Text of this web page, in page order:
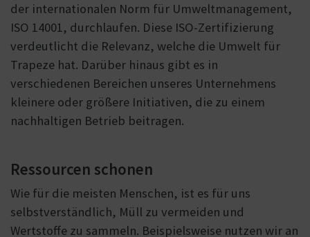
der internationalen Norm für Umweltmanagement,
ISO 14001, durchlaufen. Diese ISO-Zertifizierung
verdeutlicht die Relevanz, welche die Umwelt für
Trapeze hat. Darüber hinaus gibt es in
verschiedenen Bereichen unseres Unternehmens
kleinere oder größere Initiativen, die zu einem
nachhaltigen Betrieb beitragen.
Ressourcen schonen
Wie für die meisten Menschen, ist es für uns
selbstverständlich, Müll zu vermeiden und
Wertstoffe zu sammeln. Beispielsweise nutzen wir an